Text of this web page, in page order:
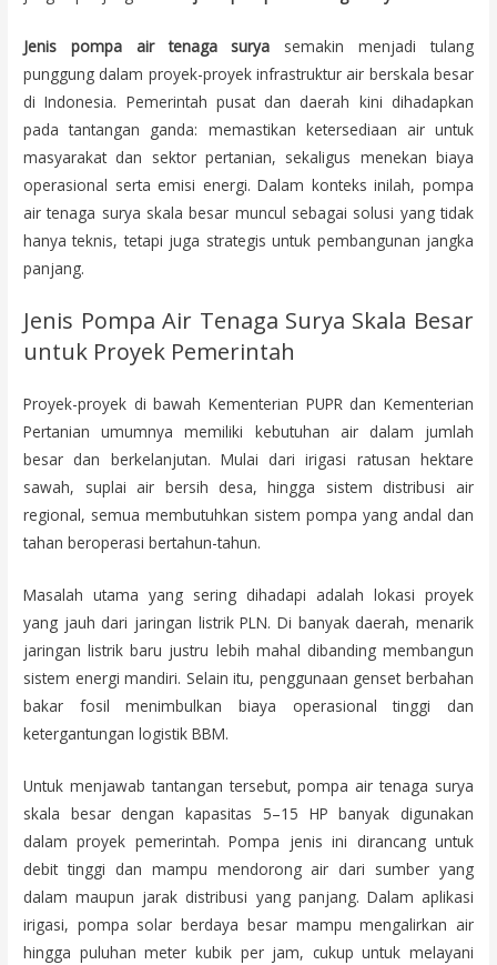
Jenis pompa air tenaga surya semakin menjadi tulang
punggung dalam proyek-proyek infrastruktur air berskala besar
di Indonesia. Pemerintah pusat dan daerah kini dihadapkan
pada tantangan ganda: memastikan ketersediaan air untuk
masyarakat dan sektor pertanian, sekaligus menekan biaya
operasional serta emisi energi. Dalam konteks inilah, pompa
air tenaga surya skala besar muncul sebagai solusi yang tidak
hanya teknis, tetapi juga strategis untuk pembangunan jangka
panjang.
Jenis Pompa Air Tenaga Surya Skala Besar
untuk Proyek Pemerintah
Proyek-proyek di bawah Kementerian PUPR dan Kementerian
Pertanian umumnya memiliki kebutuhan air dalam jumlah
besar dan berkelanjutan. Mulai dari irigasi ratusan hektare
sawah, suplai air bersih desa, hingga sistem distribusi air
regional, semua membutuhkan sistem pompa yang andal dan
tahan beroperasi bertahun-tahun.
Masalah utama yang sering dihadapi adalah lokasi proyek
yang jauh dari jaringan listrik PLN. Di banyak daerah, menarik
jaringan listrik baru justru lebih mahal dibanding membangun
sistem energi mandiri. Selain itu, penggunaan genset berbahan
bakar fosil menimbulkan biaya operasional tinggi dan
ketergantungan logistik BBM.
Untuk menjawab tantangan tersebut, pompa air tenaga surya
skala besar dengan kapasitas 5–15 HP banyak digunakan
dalam proyek pemerintah. Pompa jenis ini dirancang untuk
debit tinggi dan mampu mendorong air dari sumber yang
dalam maupun jarak distribusi yang panjang. Dalam aplikasi
irigasi, pompa solar berdaya besar mampu mengalirkan air
hingga puluhan meter kubik per jam, cukup untuk melayani